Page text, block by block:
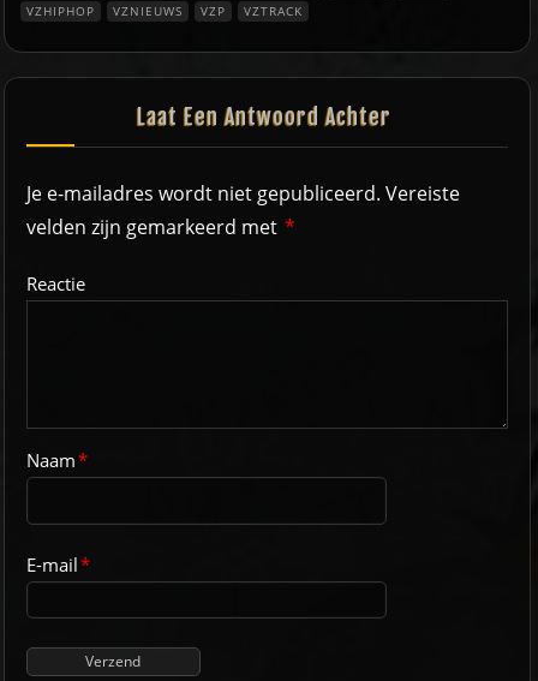
VZHIPHOP
VZNIEUWS VZP VZTRACK
Laat Een Antwoord Achter
Je e-mailadres wordt niet gepubliceerd. Vereiste
velden zijn gemarkeerd met *
Reactie
Naam*
E-mail*